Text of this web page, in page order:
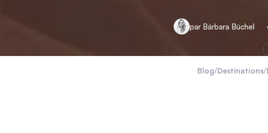
par Bárbara Büchel
Blog/Destinations/